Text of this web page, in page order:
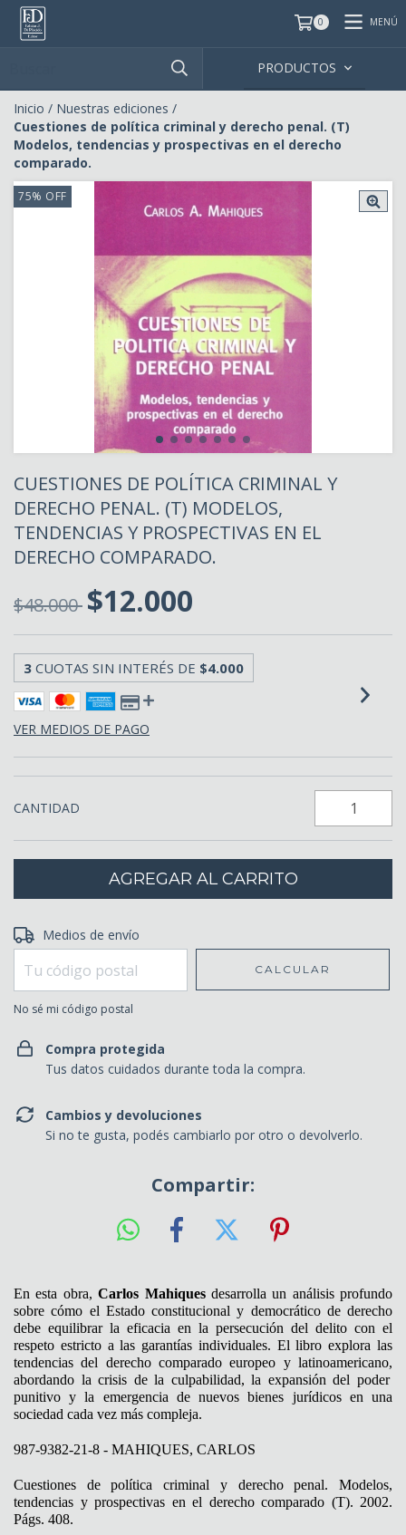
0 MENÚ
PRODUCTOS
Inicio / Nuestras ediciones /
Cuestiones de política criminal y derecho penal. (T)
Modelos, tendencias y prospectivas en el derecho
comparado.
75% OFF
CUESTIONES DE POLÍTICA CRIMINAL Y
DERECHO PENAL. (T) MODELOS,
TENDENCIAS Y PROSPECTIVAS EN EL
DERECHO COMPARADO.
$48.000 $12.000
3 CUOTAS SIN INTERÉS DE $4.000
VER MEDIOS DE PAGO
CANTIDAD
Entregas para el CP:
Medios de envío
CALCULAR
No sé mi código postal
Compra protegida
Tus datos cuidados durante toda la compra.
Cambios y devoluciones
Si no te gusta, podés cambiarlo por otro o devolverlo.
Compartir:
En esta obra, Carlos Mahiquesdesarrolla un análisis profundo
sobre cómo el Estado constitucional y democrático de derecho
debe equilibrar la eficacia en la persecución del delito con el
respeto estricto a las garantías individuales. El libro explora las
tendencias del derecho comparado europeo y latinoamericano,
abordando la crisis de la culpabilidad, la expansión del poder
punitivo y la emergencia de nuevos bienes jurídicos en una
sociedad cada vez más compleja.
987-9382-21-8 - MAHIQUES, CARLOS
Cuestiones de política criminal y derecho penal. Modelos,
tendencias y prospectivas en el derecho comparado (T). 2002.
Págs. 408.